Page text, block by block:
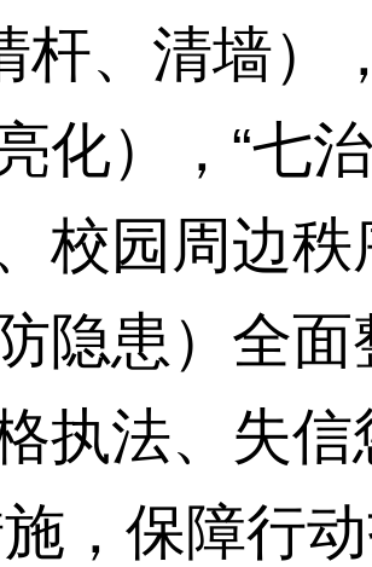
杆、清墙）
化），“七
校园周边秩
隐患）全面
执法、失
，保障行